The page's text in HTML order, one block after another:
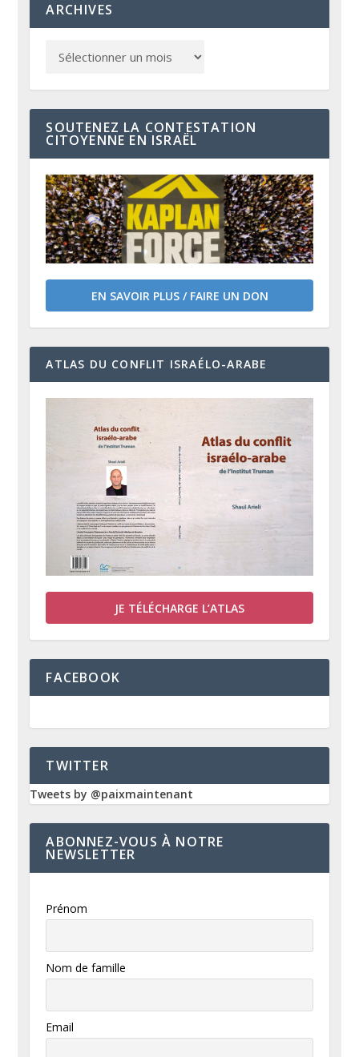
ARCHIVES
SOUTENEZ LA CONTESTATION
CITOYENNE EN ISRAËL
EN SAVOIR PLUS / FAIRE UN DON
ATLAS DU CONFLIT ISRAÉLO-ARABE
JE TÉLÉCHARGE L’ATLAS
FACEBOOK
TWITTER
Tweets by @paixmaintenant
ABONNEZ-VOUS À NOTRE
NEWSLETTER
Prénom
Nom de famille
Email